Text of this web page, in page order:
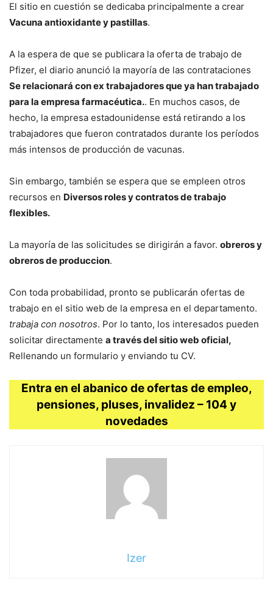
El sitio en cuestión se dedicaba principalmente a crear
Vacuna antioxidante y pastillas.
A la espera de que se publicara la oferta de trabajo de
Pfizer, el diario anunció la mayoría de las contrataciones
Se relacionará con ex trabajadores que ya han trabajado
para la empresa farmacéutica.. En muchos casos, de
hecho, la empresa estadounidense está retirando a los
trabajadores que fueron contratados durante los períodos
más intensos de producción de vacunas.
Sin embargo, también se espera que se empleen otros
recursos en Diversos roles y contratos de trabajo
flexibles.
La mayoría de las solicitudes se dirigirán a favor. obreros y
obreros de produccion.
Con toda probabilidad, pronto se publicarán ofertas de
trabajo en el sitio web de la empresa en el departamento.
trabaja con nosotros. Por lo tanto, los interesados ​​pueden
solicitar directamente a través del sitio web oficial,
Rellenando un formulario y enviando tu CV.
Entra en el abanico de ofertas de empleo,
pensiones, pluses, invalidez – 104 y
novedades
Izer